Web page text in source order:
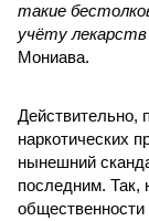
такие
учёту
Мониава.
Действительно,
наркотических
нынешний
последним. Так,
общественности